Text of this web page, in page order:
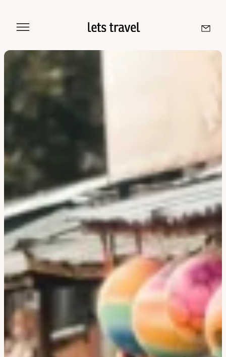
Sri Lanka
Maldives
Seychelles
Bali & Indonésie
Cambodge
Laos
Thaïlande
Vietnam
Abu Dhabi